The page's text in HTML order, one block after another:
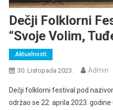
Dečji Folklorni
“Svoje Volim,
Aktuelnosti
30. Listopada 2023. Admin
Dečji folklorni festival pod
održao se 22. aprila 2023.